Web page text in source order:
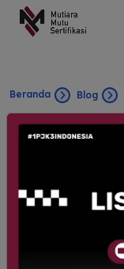
Beranda Blog